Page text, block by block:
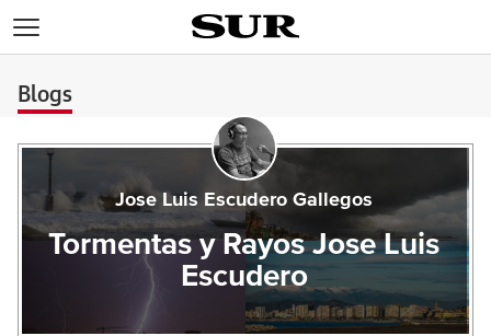
Blogs
Jose Luis Escudero Gallegos
Tormentas y Rayos Jose Luis
Escudero